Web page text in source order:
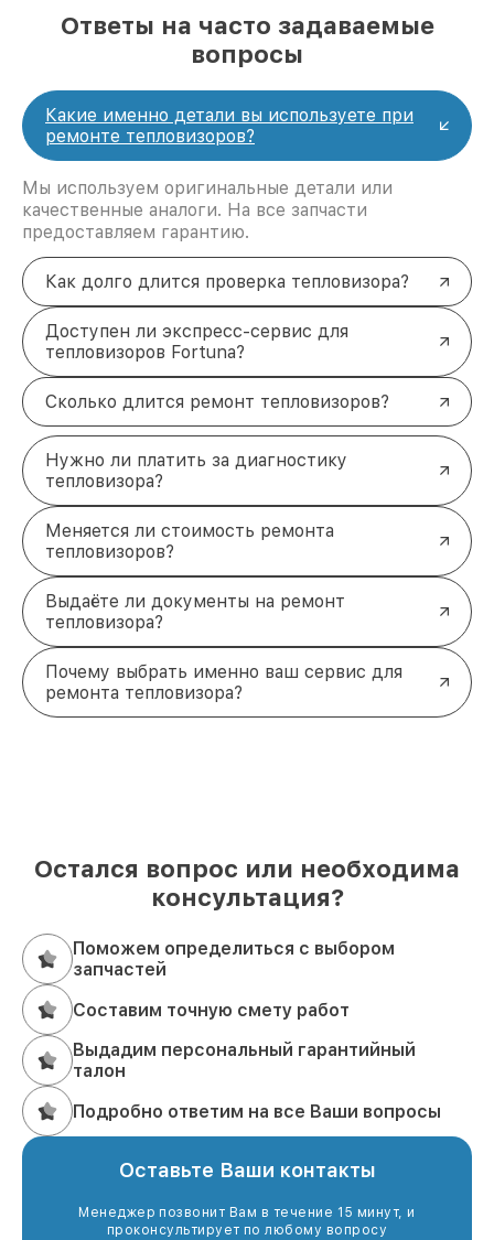
Ответы на часто задаваемые
вопросы
Какие именно детали вы используете при
ремонте тепловизоров?
Мы используем оригинальные детали или
качественные аналоги. На все запчасти
предоставляем гарантию.
Как долго длится проверка тепловизора?
Доступен ли экспресс-сервис для
тепловизоров Fortuna?
Сколько длится ремонт тепловизоров?
Нужно ли платить за диагностику
тепловизора?
Меняется ли стоимость ремонта
тепловизоров?
Выдаёте ли документы на ремонт
тепловизора?
Почему выбрать именно ваш сервис для
ремонта тепловизора?
Остался вопрос или необходима
консультация?
Поможем определиться с выбором
запчастей
Составим точную смету работ
Выдадим персональный гарантийный
талон
Подробно ответим на все Ваши вопросы
Оставьте Ваши контакты
Менеджер позвонит Вам в течение 15 минут, и
проконсультирует по любому вопросу